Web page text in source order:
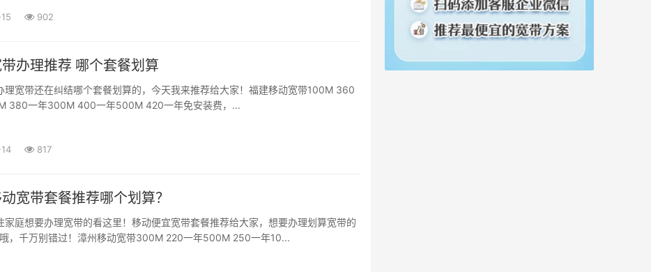
902
办理推荐 哪个套餐划算
理宽带还在纠结哪个套餐划算的，今天我来推荐给大家！福建移动宽带100M 360
380一年300M 400一年500M 420一年免安装费，...
817
宽带套餐推荐哪个划算？
家庭想要办理宽带的看这里！移动便宜宽带套餐推荐给大家，想要办理划算宽带的
，千万别错过！漳州移动宽带300M 220一年500M 250一年10...